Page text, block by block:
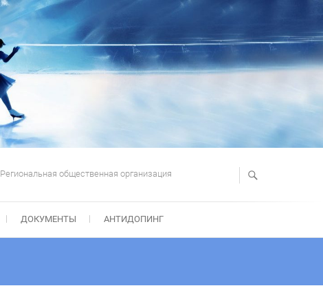
Региональная общественная организация
ДОКУМЕНТЫ АНТИДОПИНГ